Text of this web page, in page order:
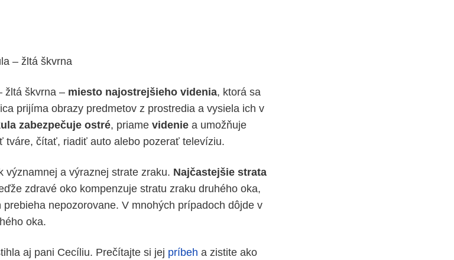
– žltá škvrna
žltá škvrna – miesto najostrejšieho videnia, ktorá sa
prijíma obrazy predmetov z prostredia a vysiela ich v
zabezpečuje ostré, priame videnie a umožňuje
tváre, čítať, riadiť auto alebo pozerať televíziu.
a výraznej strate zraku. Najčastejšie strata
zdravé oko kompenzuje stratu zraku druhého oka,
nepozorovane. V mnohých prípadoch dôjde v
oka.
aj pani Cecíliu. Prečítajte si jej príbeh a zistite ako